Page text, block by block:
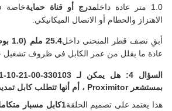
1.0 متر عادة داخل
مدرج أو قناة حمايةخاصة
الاهتزاز والحطام أو الاتصال الميكانيكي.
أبقِ نصف قطر المنحنى داخل25.4 ملم (1.0 بوصة)
عادة ما يقلل من عمر الكابل في ظروف تشغيل
بمستشعر Proximitor ، أم أنها تتطلب كابل تمديد وسيط؟
هذا يعتمد على تصميم الحلقة1كابل مسبار متكامل بطول 0.0 متر